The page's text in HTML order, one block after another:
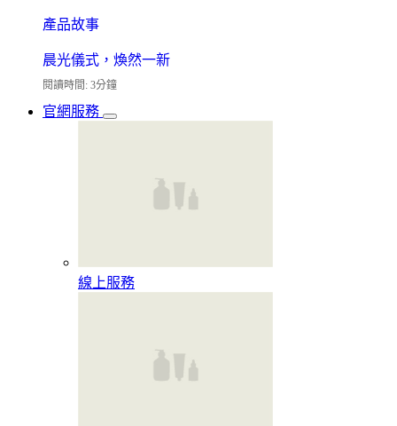
產品故事
晨光儀式，煥然一新
閱讀時間: 3分鐘
官網服務
線上服務